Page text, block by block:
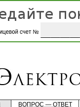
ВОПРОС — ОТВЕТ